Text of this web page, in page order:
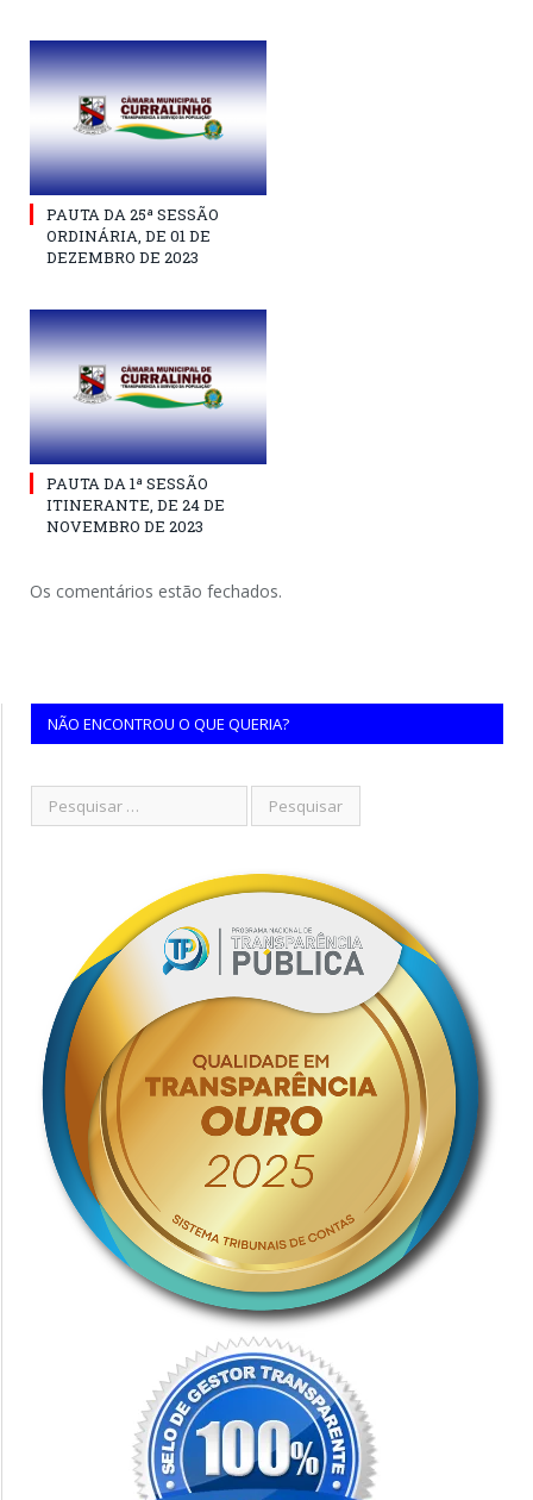
PAUTA DA 25ª SESSÃO
ORDINÁRIA, DE 01 DE
DEZEMBRO DE 2023
PAUTA DA 1ª SESSÃO
ITINERANTE, DE 24 DE
NOVEMBRO DE 2023
Os comentários estão fechados.
NÃO ENCONTROU O QUE QUERIA?